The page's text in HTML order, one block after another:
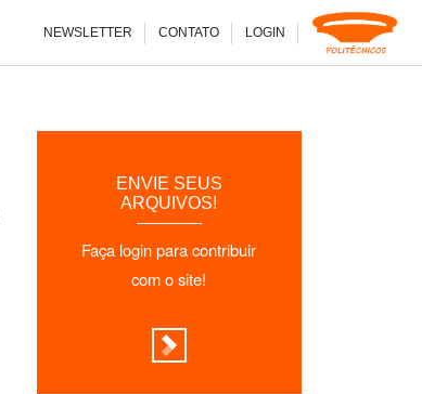
NEWSLETTER CONTATO LOGIN
ENVIE SEUS
ARQUIVOS!
Faça login para contribuir
com o site!